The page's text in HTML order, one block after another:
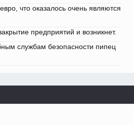
что оказалось очень являются
предприятий и возникнет.
службам безопасности пипец